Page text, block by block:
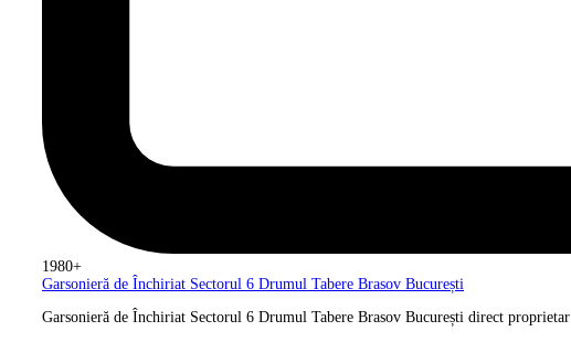
1980+
Garsonieră de Închiriat Sectorul 6 Drumul Tabere Brasov București
Garsonieră de Închiriat Sectorul 6 Drumul Tabere Brasov București direct proprietar